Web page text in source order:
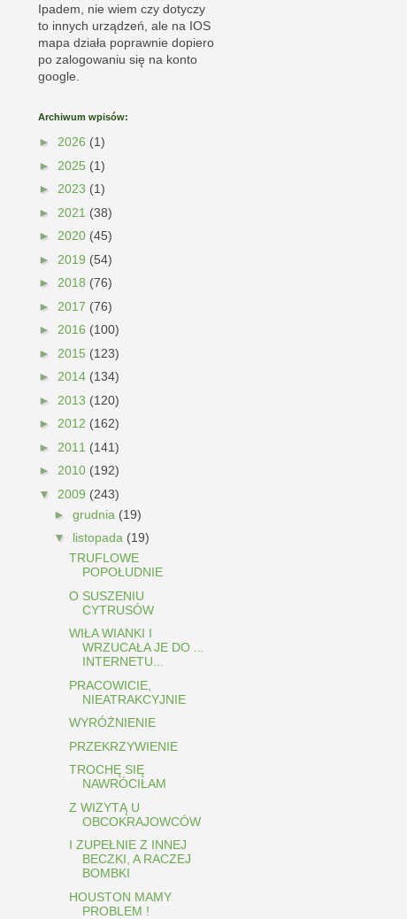
Ipadem, nie wiem czy dotyczy
to innych urządzeń, ale na IOS
mapa działa poprawnie dopiero
po zalogowaniu się na konto
google.
Archiwum wpisów:
► 2026 (1)
► 2025 (1)
► 2023 (1)
► 2021 (38)
► 2020 (45)
► 2019 (54)
► 2018 (76)
► 2017 (76)
► 2016 (100)
► 2015 (123)
► 2014 (134)
► 2013 (120)
► 2012 (162)
► 2011 (141)
► 2010 (192)
▼ 2009 (243)
► grudnia (19)
▼ listopada (19)
TRUFLOWE
POPOŁUDNIE
O SUSZENIU
CYTRUSÓW
WIŁA WIANKI I
WRZUCAŁA JE DO ...
INTERNETU...
PRACOWICIE,
NIEATRAKCYJNIE
WYRÓŻNIENIE
PRZEKRZYWIENIE
TROCHĘ SIĘ
NAWRÓCIŁAM
Z WIZYTĄ U
OBCOKRAJOWCÓW
I ZUPEŁNIE Z INNEJ
BECZKI, A RACZEJ
BOMBKI
HOUSTON MAMY
PROBLEM !